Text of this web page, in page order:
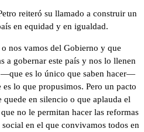
reiteró su llamado a construir un
en equidad y en igualdad.
nos vamos del Gobierno y que
a gobernar este país y nos lo llenen
es lo único que saben hacer—
lo que propusimos. Pero un pacto
en silencio o que aplauda el
no le permitan hacer las reformas
en el que convivamos todos en